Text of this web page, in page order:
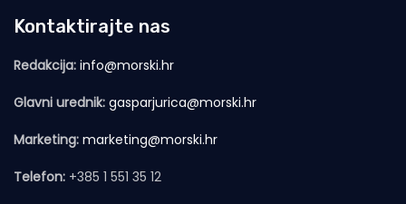
Kontaktirajte nas
Redakcija: info@morski.hr
Glavni urednik: gasparjurica@morski.hr
Marketing: marketing@morski.hr
Telefon: +385 1 551 35 12